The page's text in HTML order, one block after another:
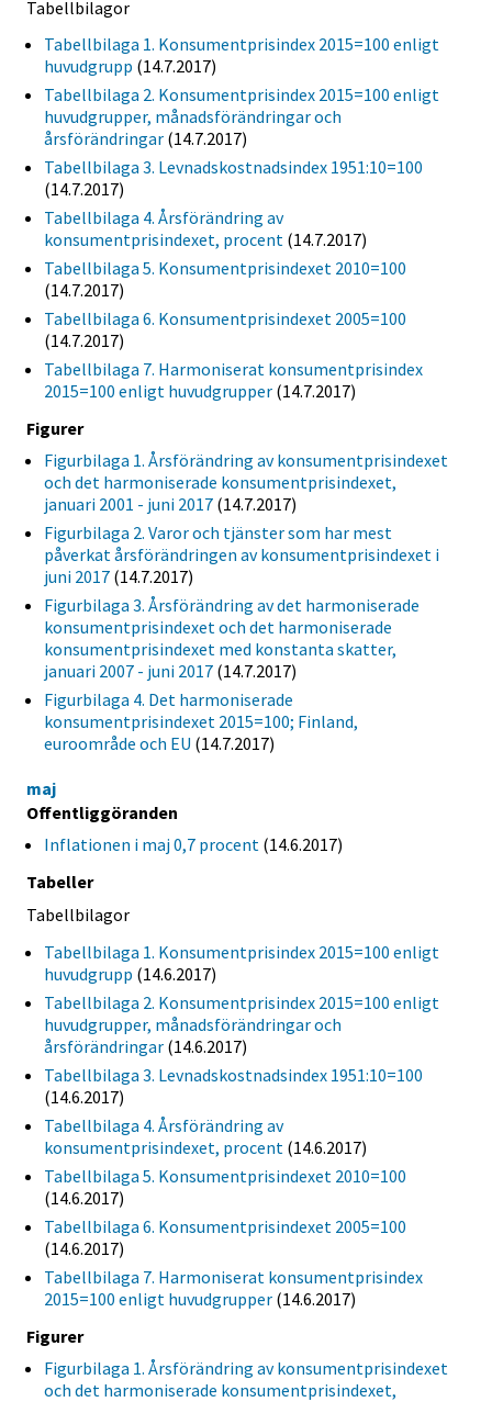
Tabellbilagor
Tabellbilaga 1. Konsumentprisindex 2015=100 enligt
huvudgrupp (14.7.2017)
Tabellbilaga 2. Konsumentprisindex 2015=100 enligt
huvudgrupper, månadsförändringar och
årsförändringar (14.7.2017)
Tabellbilaga 3. Levnadskostnadsindex 1951:10=100
(14.7.2017)
Tabellbilaga 4. Årsförändring av
konsumentprisindexet, procent (14.7.2017)
Tabellbilaga 5. Konsumentprisindexet 2010=100
(14.7.2017)
Tabellbilaga 6. Konsumentprisindexet 2005=100
(14.7.2017)
Tabellbilaga 7. Harmoniserat konsumentprisindex
2015=100 enligt huvudgrupper (14.7.2017)
Figurer
Figurbilaga 1. Årsförändring av konsumentprisindexet
och det harmoniserade konsumentprisindexet,
januari 2001 - juni 2017 (14.7.2017)
Figurbilaga 2. Varor och tjänster som har mest
påverkat årsförändringen av konsumentprisindexet i
juni 2017 (14.7.2017)
Figurbilaga 3. Årsförändring av det harmoniserade
konsumentprisindexet och det harmoniserade
konsumentprisindexet med konstanta skatter,
januari 2007 - juni 2017 (14.7.2017)
Figurbilaga 4. Det harmoniserade
konsumentprisindexet 2015=100; Finland,
euroområde och EU (14.7.2017)
maj
Offentliggöranden
Inflationen i maj 0,7 procent (14.6.2017)
Tabeller
Tabellbilagor
Tabellbilaga 1. Konsumentprisindex 2015=100 enligt
huvudgrupp (14.6.2017)
Tabellbilaga 2. Konsumentprisindex 2015=100 enligt
huvudgrupper, månadsförändringar och
årsförändringar (14.6.2017)
Tabellbilaga 3. Levnadskostnadsindex 1951:10=100
(14.6.2017)
Tabellbilaga 4. Årsförändring av
konsumentprisindexet, procent (14.6.2017)
Tabellbilaga 5. Konsumentprisindexet 2010=100
(14.6.2017)
Tabellbilaga 6. Konsumentprisindexet 2005=100
(14.6.2017)
Tabellbilaga 7. Harmoniserat konsumentprisindex
2015=100 enligt huvudgrupper (14.6.2017)
Figurer
Figurbilaga 1. Årsförändring av konsumentprisindexet
och det harmoniserade konsumentprisindexet,